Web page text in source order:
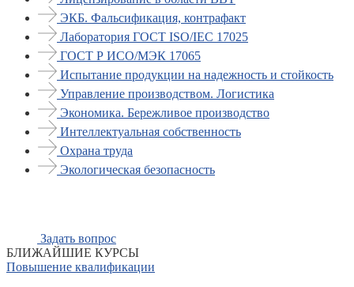
ЭКБ. Фальсификация, контрафакт
Лаборатория ГОСТ ISO/IEC 17025
ГОСТ Р ИСО/МЭК 17065
Испытание продукции на надежность и стойкость
Управление производством. Логистика
Экономика. Бережливое производство
Интеллектуальная собственность
Охрана труда
Экологическая безопасность
Задать вопрос
БЛИЖАЙШИЕ КУРСЫ
Повышение квалификации